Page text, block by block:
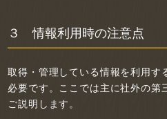
３ 情報利用時の注意点
取得・管理している情報を利用す
必要です。ここでは主に社外の第
ご説明します。